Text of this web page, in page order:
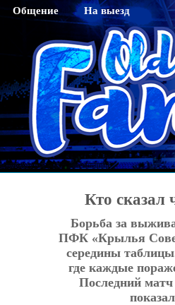
Общение
Гостевая
Регистрация
Активация кода sms
Смена пароля
Редактирование профайла
На выезд
Саратов
Тихвин
Новосибирск
Махачкала
Нижний Новгород
Оренбург
Хабаровск
Томск
Тюмень
Ярославль
Калининград
Кто
Борьба за
ПФК «Крылья
середины
где каждые
Последний